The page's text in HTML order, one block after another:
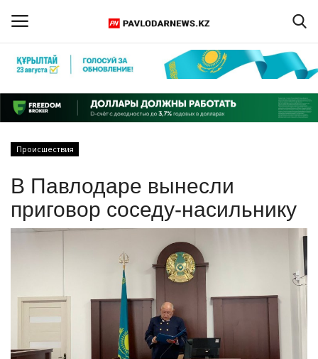
Регистрация
Главная
ПАВЛОДАРСКАЯ ОБЛАСТЬ
КАЗАХСТАН
СПЕЦПРОЕКТЫ
СПОРТ
Происшествия
В Павлодаре вынесли
приговор соседу-насильнику